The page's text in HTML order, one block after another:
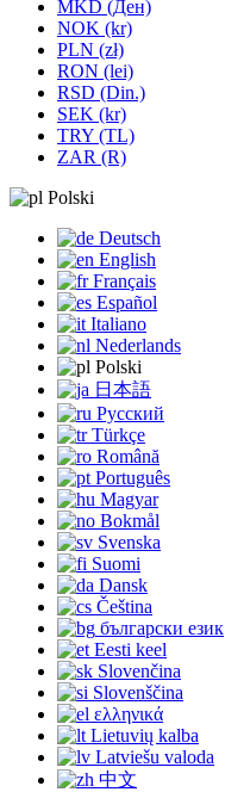
MKD (Ден)
NOK (kr)
PLN (zł)
RON (lei)
RSD (Din.)
SEK (kr)
TRY (TL)
ZAR (R)
Polski
Deutsch
English
Français
Español
Italiano
Nederlands
Polski
日本語
Русский
Türkçe
Română
Português
Magyar
Bokmål
Svenska
Suomi
Dansk
Čeština
български език
Eesti keel
Slovenčina
Slovenščina
ελληνικά
Lietuvių kalba
Latviešu valoda
中文